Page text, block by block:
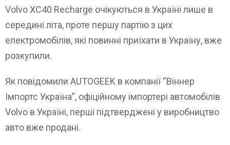
Volvo XC40 Recharge очікуються в Україні лише в
середині літа, проте першу партію з цих
електромобілів, які повинні приїхати в Україну, вже
розкупили.
Як повідомили AUTOGEEK в компанії “Віннер
Імпортс Україна”, офіційному імпортері автомобілів
Volvo в Україні, перші підтверджені у виробництво
авто вже продані.